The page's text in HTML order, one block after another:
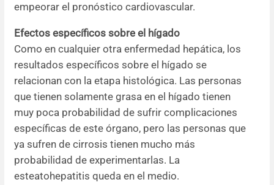
empeorar el pronóstico cardiovascular.
Efectos específicos sobre el hígado
Como en cualquier otra enfermedad hepática, los
resultados específicos sobre el hígado se
relacionan con la etapa histológica. Las personas
que tienen solamente grasa en el hígado tienen
muy poca probabilidad de sufrir complicaciones
específicas de este órgano, pero las personas que
ya sufren de cirrosis tienen mucho más
probabilidad de experimentarlas. La
esteatohepatitis queda en el medio.